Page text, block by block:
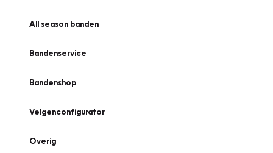
All season banden
Bandenservice
Bandenshop
Velgenconfigurator
Overig